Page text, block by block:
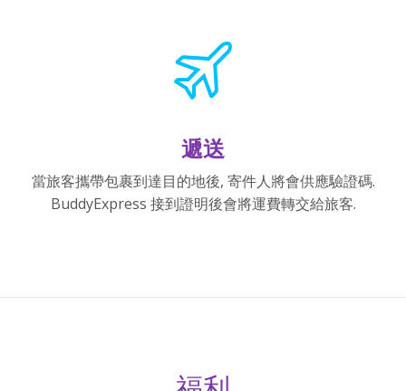
遞送
當旅客攜帶包裹到達目的地後, 寄件人將會供應驗證碼.
BuddyExpress 接到證明後會將運費轉交給旅客.